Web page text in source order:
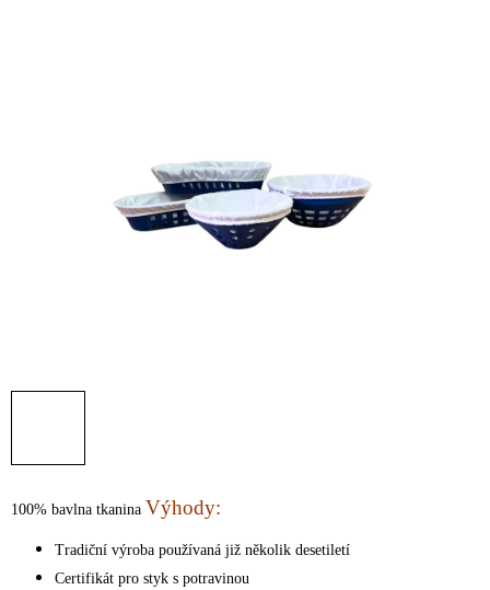
100% bavlna tkanina Výhody:
Tradiční výroba používaná již několik desetiletí
Certifikát pro styk s potravinou